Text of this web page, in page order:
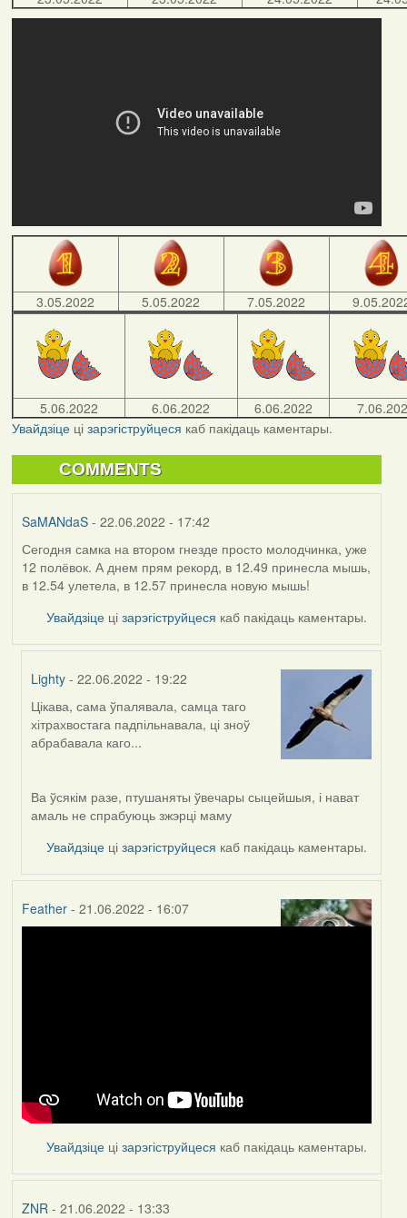
3.05.2022 5.05.2022 7.05.2022
5.06.2022 6.06.2022 6.06.2022
Увайдзіцеці зарэгіструйцеся каб пакідаць каментары.
COMMENTS
SaMANdaS- 22.06.2022 - 17:42
Сегодня самка на втором гнезде просто молодчинка, уже
12 полёвок. А днем прям рекорд, в 12.49 принесла мышь,
в 12.54 улетела, в 12.57 принесла новую мышь!
Увайдзіце цізарэгіструйцеся каб пакідаць каментары.
Lighty - 22.06.2022 - 19:22
In
reply
to
Цікава, сама ўпалявала, самца таго
хітрахвостага падпільнавала, ці зноў
абрабавала каго...
Ва ўсякім разе, птушаняты ўвечары сыцейшыя, і нават
амаль не спрабуюць зжэрці маму
Увайдзіце цізарэгіструйцеся каб пакідаць каментары.
Feather- 21.06.2022 - 16:07
Увайдзіце цізарэгіструйцеся каб пакідаць каментары.
ZNR - 21.06.2022 - 13:33